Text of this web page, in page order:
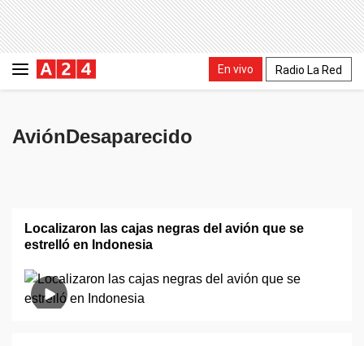
En vivo Radio La Red
AviónDesaparecido
Localizaron las cajas negras del avión que se
estrelló en Indonesia